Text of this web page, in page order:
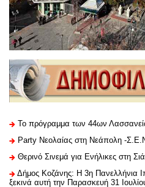
Το πρόγραμμα των 44ων
Party Νεολαίας στη Νεάπολη -
Θερινό Σινεμά για Ενήλικες στη
Δήμος Κοζάνης: Η 3η Πανελλήνια
ξεκινά αυτή την Παρασκευή 31